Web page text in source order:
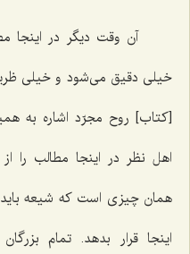
آن وقت دیگر در اینجا
خیلی دقیق می‌شود و خیلی
[کتاب] روح مجرّد اشاره به
اهل نظر در اینجا مطالب را
همان چیزی است که شیعه
اینجا قرار بدهد. تمام